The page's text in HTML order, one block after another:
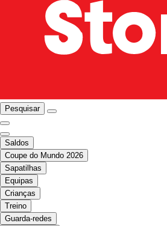
Pesquisar
Saldos
Coupe do Mundo 2026
Sapatilhas
Equipas
Crianças
Treino
Guarda-redes